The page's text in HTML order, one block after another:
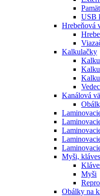
USB
Hrebeňová
Kalkulačky
Kanálová
Myši,
Myši
Obálky na